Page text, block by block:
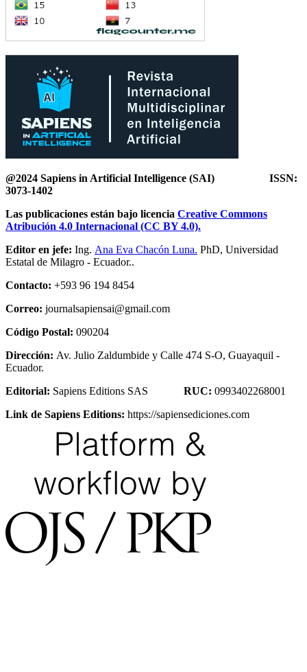
@2024 Sapiens in Artificial Intelligence (SAI) ISSN:
3073-1402
Las publicaciones están bajo licencia Creative Commons
Atribución 4.0 Internacional (CC BY 4.0).
Editor en jefe: Ing. Ana Eva Chacón Luna. PhD, Universidad
Estatal de Milagro - Ecuador..
Contacto: +593 96 194 8454
Correo: journalsapiensai@gmail.com
Código Postal: 090204
Dirección: Av. Julio Zaldumbide y Calle 474 S-O, Guayaquil -
Ecuador.
Editorial: Sapiens Editions SAS RUC: 0993402268001
Link de Sapiens Editions: https://sapiensediciones.com